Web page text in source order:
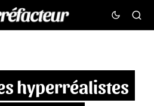
hyperréalistes